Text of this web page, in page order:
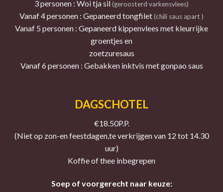
3 personen : Woi tja sil(geroosterd varkensvlees)
Vanaf 4 personen : Gepaneerd tongfilet(chili saus apart )
Vanaf 5 personen : Gepaneerd kippenvlees met kleurrijke
groentjes en
zoetzuresaus
Vanaf 6 personen : Gebakken inktvis met gonpao saus
DAGSCHOTEL
€18.50P.P.
(Niet op zon-en feestdagen,te verkrijgen van 12 tot 14.30
uur)
Koffie of thee inbegrepen
Soep of voorgerecht naar keuze: